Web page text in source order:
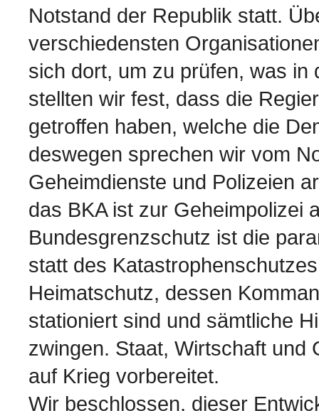
Notstand der Republik statt.
verschiedensten
sich dort, um zu prüfen, was
stellten wir fest, dass die
getroffen haben, welche die
deswegen sprechen wir vom
Geheimdienste und Polizeien
das BKA ist zur Geheimpolizei
Bundesgrenzschutz ist die
statt des
Heimatschutz, dessen
stationiert sind und sämtliche
zwingen. Staat, Wirtschaft und
auf Krieg vorbereitet.
Wir beschlossen, dieser